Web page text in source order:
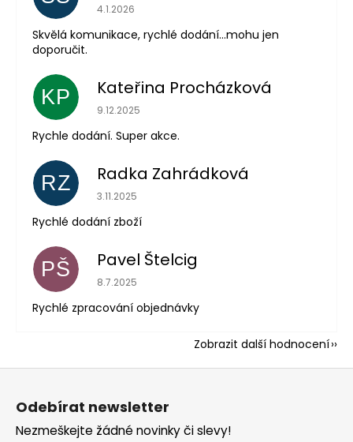
Hodnocení obchodu je 5 z 5 hvězdiček.
4.1.2026
Skvělá komunikace, rychlé dodání...mohu jen
doporučit.
KP Kateřina Procházková
Hodnocení obchodu je 5 z 5 hvězdiček.
9.12.2025
Rychle dodání. Super akce.
RZ Radka Zahrádková
Hodnocení obchodu je 5 z 5 hvězdiček.
3.11.2025
Rychlé dodání zboží
PŠ Pavel Štelcig
Hodnocení obchodu je 5 z 5 hvězdiček.
8.7.2025
Rychlé zpracování objednávky
Zobrazit další hodnocení
Z
Odebírat newsletter
Nezmeškejte žádné novinky či slevy!